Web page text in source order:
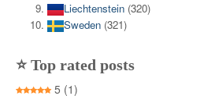
Liechtenstein (320)
Sweden (321)
⭐ Top rated posts
5 (1)